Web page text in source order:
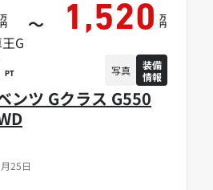
25日
ンツ Gクラス G550
万
円 ～ 1,520 万
円
G
PT 写真
装備
情報